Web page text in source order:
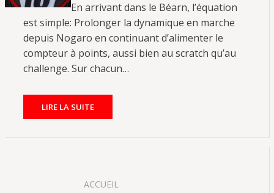
En arrivant dans le Béarn, l’équation
est simple: Prolonger la dynamique en marche
depuis Nogaro en continuant d’alimenter le
compteur à points, aussi bien au scratch qu’au
challenge. Sur chacun…
LIRE LA SUITE
ACCUEIL